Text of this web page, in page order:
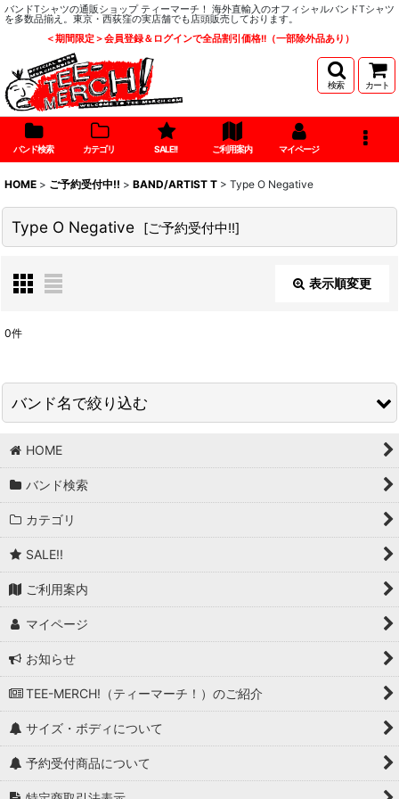
バンドTシャツの通販ショップ ティーマーチ！ 海外直輸入のオフィシャルバンドTシャツ
を多数品揃え。東京・西荻窪の実店舗でも店頭販売しております。
＜期間限定＞会員登録＆ログインで全品割引価格!!（一部除外品あり）
検索 カート
バンド検索 カテゴリ SALE!! ご利用案内 マイページ
HOME > ご予約受付中!! > BAND/ARTIST T > Type O Negative
Type O Negative [ご予約受付中!!]
表示順変更
在庫あり
並び順
0件
バンド名で絞り込む
BAND/ARTIST T (商品一覧)
T-Bone Walker
T.Rex
Talking Heads
Tank
Tears For Fears
Television
HOME
バンド検索
カテゴリ
SALE!!
ご利用案内
マイページ
お知らせ
TEE-MERCH!（ティーマーチ！）のご紹介
サイズ・ボディについて
予約受付商品について